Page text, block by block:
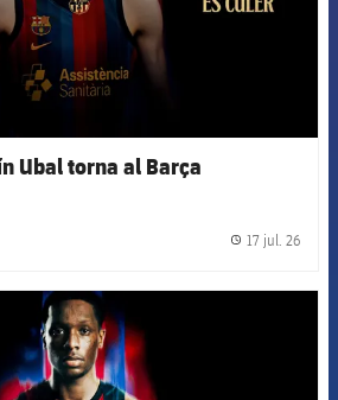
Ubal torna al Barça
17 jul. 26
FCB Barcelona badge